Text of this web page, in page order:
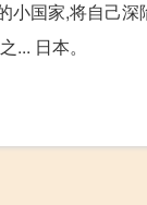
小国家,将自己
... 日本。